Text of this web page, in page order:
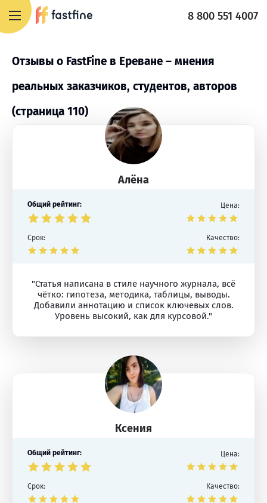
8 800 551 4007
Отзывы о FastFine в Ереване – мнения
реальных заказчиков, студентов, авторов
(страница 110)
Алёна
Общий рейтинг: Цена:
Срок: Качество:
"Статья написана в стиле научного журнала, всё
чётко: гипотеза, методика, таблицы, выводы.
Добавили аннотацию и список ключевых слов.
Уровень высокий, как для курсовой."
Ксения
Общий рейтинг: Цена:
Срок: Качество: